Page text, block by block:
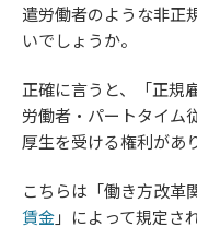
遣労働者のような非正
いでしょうか。
正確に言うと、「正規
労働者・パートタイム
厚生を受ける権利があ
こちらは「働き方改革
賃金」によって規定さ